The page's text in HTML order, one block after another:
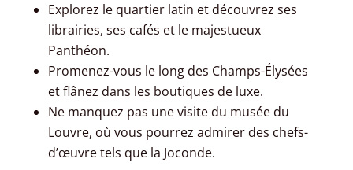
Explorez le quartier latin et découvrez ses
librairies, ses cafés et le majestueux
Panthéon.
Promenez-vous le long des Champs-Élysées
et flânez dans les boutiques de luxe.
Ne manquez pas une visite du musée du
Louvre, où vous pourrez admirer des chefs-
d’œuvre tels que la Joconde.